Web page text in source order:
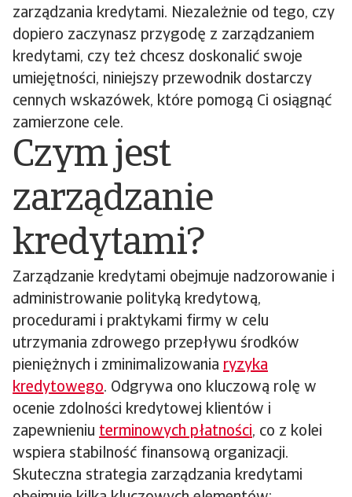
zarządzania kredytami. Niezależnie od tego, czy
dopiero zaczynasz przygodę z zarządzaniem
kredytami, czy też chcesz doskonalić swoje
umiejętności, niniejszy przewodnik dostarczy
cennych wskazówek, które pomogą Ci osiągnąć
zamierzone cele.
Czym jest
zarządzanie
kredytami?
Zarządzanie kredytami obejmuje nadzorowanie i
administrowanie polityką kredytową,
procedurami i praktykami firmy w celu
utrzymania zdrowego przepływu środków
pieniężnych i zminimalizowania ryzyka
kredytowego. Odgrywa ono kluczową rolę w
ocenie zdolności kredytowej klientów i
zapewnieniu terminowych płatności, co z kolei
wspiera stabilność finansową organizacji.
Skuteczna strategia zarządzania kredytami